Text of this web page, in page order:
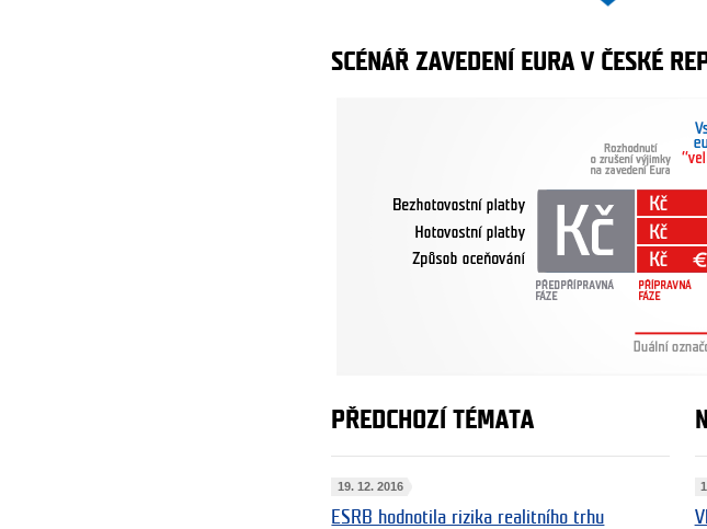
SCÉNÁŘ ZAVEDENÍ EURA V ČESKÉ
PŘEDCHOZÍ TÉMATA
19. 12. 2016
ESRB hodnotila rizika realitního trhu